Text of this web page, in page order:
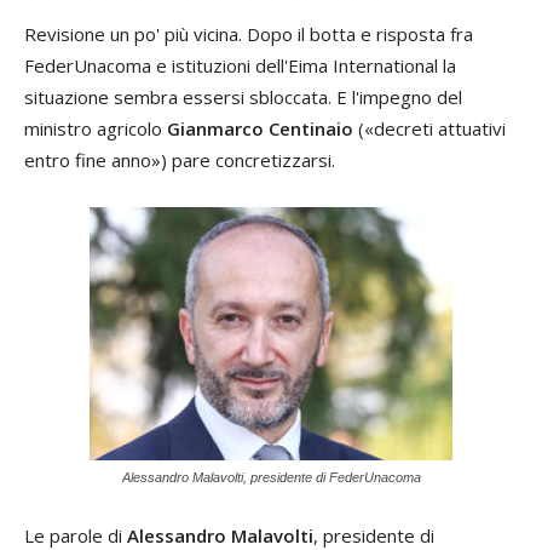
Revisione un po' più vicina. Dopo il botta e risposta fra
FederUnacoma e istituzioni dell'Eima International la
situazione sembra essersi sbloccata. E l'impegno del
ministro agricolo Gianmarco Centinaio («decreti attuativi
entro fine anno») pare concretizzarsi.
Alessandro Malavolti, presidente di FederUnacoma
Le parole di Alessandro Malavolti, presidente di